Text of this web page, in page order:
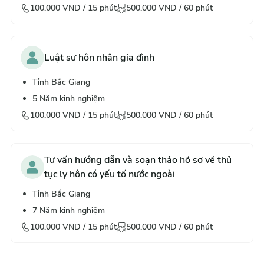
100.000 VND / 15 phút 500.000 VND /60 phút
Luật sư hôn nhân gia đình
Tỉnh Bắc Giang
5 Năm kinh nghiệm
100.000 VND / 15 phút 500.000 VND /60 phút
Tư vấn hướng dẫn và soạn thảo hồ sơ về thủ
tục ly hôn có yếu tố nước ngoài
Tỉnh Bắc Giang
7 Năm kinh nghiệm
100.000 VND / 15 phút 500.000 VND /60 phút